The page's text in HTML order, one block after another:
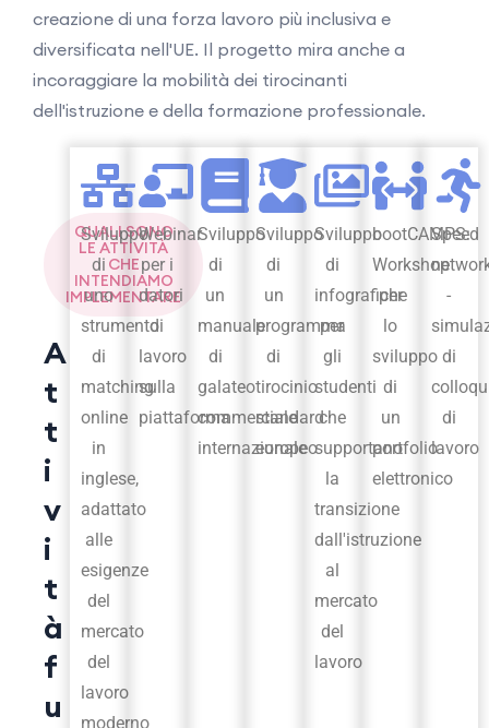
creazione di una forza lavoro più inclusiva e
diversificata nell'UE. Il progetto mira anche a
incoraggiare la mobilità dei tirocinanti
dell'istruzione e della formazione professionale.
QUALI SONO
LE ATTIVITÀ
CHE
INTENDIAMO
IMPLEMENTARE
A
t
t
i
v
i
t
à
f
u
Sviluppo
di
uno
strumento
di
matching
online
in
inglese,
adattato
alle
esigenze
del
mercato
del
lavoro
moderno
Webinar
per i
datori
di
lavoro
sulla
piattaforma
Sviluppo
di
un
manuale
di
galateo
commerciale
internazionale
Sviluppo
di
un
programma
di
tirocinio
standard
europeo
Sviluppo
di
infografiche
per
gli
studenti
che
supportano
la
transizione
dall'istruzione
al
mercato
del
lavoro
bootCAMPS:
Workshop
per
lo
sviluppo
di
un
portfolio
elettronico
Speed
-
di
di
lavoro